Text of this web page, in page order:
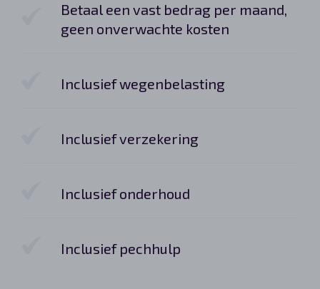
Betaal een vast bedrag per maand,
geen onverwachte kosten
Inclusief wegenbelasting
Inclusief verzekering
Inclusief onderhoud
Inclusief pechhulp